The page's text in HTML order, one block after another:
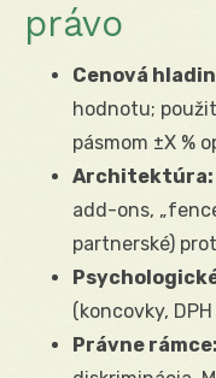
právo
Cenová
hodnotu;
pásmom ±X %
Architektúra:
add-ons,
partnerské)
(koncovky,
Právne rámce: